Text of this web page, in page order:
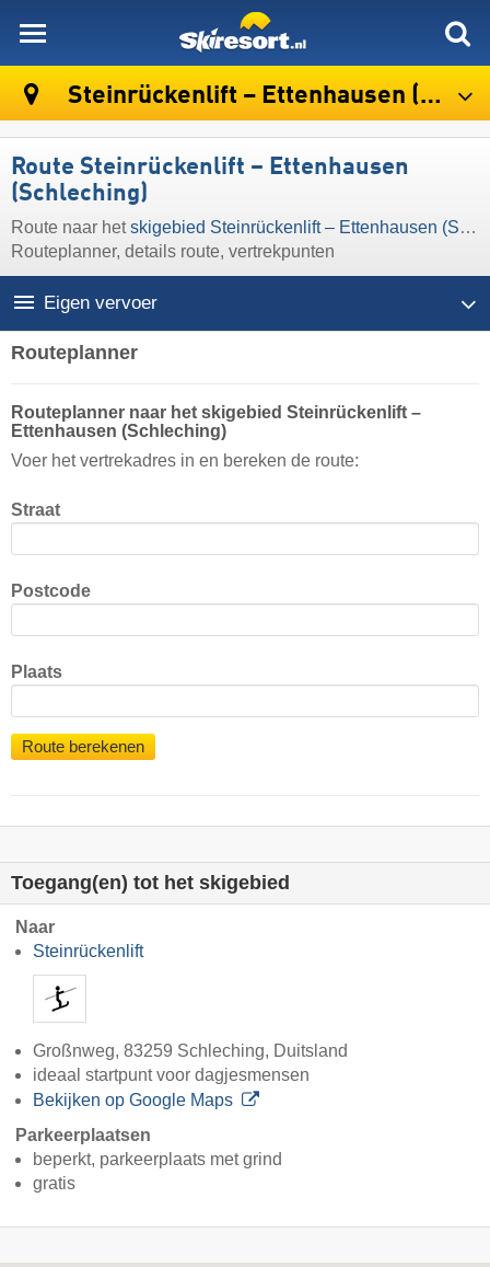
Steinrückenlift – Ettenhausen (Schleching)
Route Steinrückenlift – Ettenhausen
(Schleching)
Route naar hetskigebied Steinrückenlift – Ettenhausen (Schleching)
Routeplanner, details route, vertrekpunten
Eigen vervoer
Routeplanner
Routeplanner naar het skigebied Steinrückenlift –
Ettenhausen (Schleching)
Voer het vertrekadres in en bereken de route:
Straat
Postcode
Plaats
Route berekenen
Toegang(en) tot het skigebied
Naar
Steinrückenlift
Großnweg, 83259 Schleching, Duitsland
ideaal startpunt voor dagjesmensen
Bekijken op Google Maps
Parkeerplaatsen
beperkt, parkeerplaats met grind
gratis